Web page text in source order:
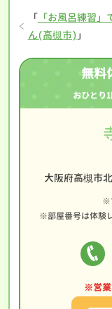
「「お風呂練習」
ん(高槻市) 」
無料
おひとり
大阪府高槻市
※
※部屋番号は体験
※営業